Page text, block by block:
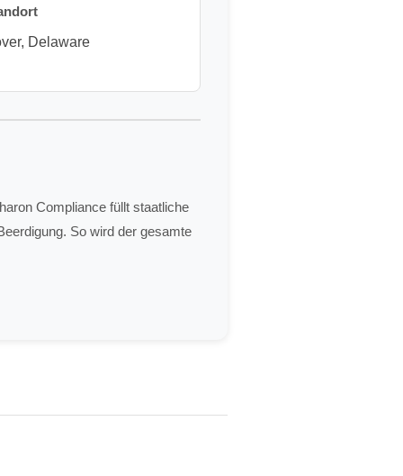
Delaware
Compliance füllt staatliche
So wird der gesamte